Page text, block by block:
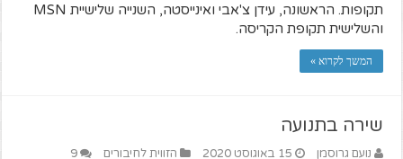
תקופות. הראשונה, עידן צ'אבי ואינייסטה, השנייה שלישיית MSN
והשלישית תקופת הקריסה.
המשך לקרוא »
שירה בתנועה
נועם גרוסמן 15 באוגוסט 2020 הזווית לחיבורים 9